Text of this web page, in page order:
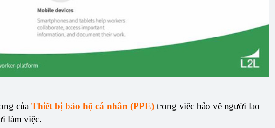
của Thiết bị bảo hộ cá nhân (PPE) trong việc bảo vệ người lao
làm việc.